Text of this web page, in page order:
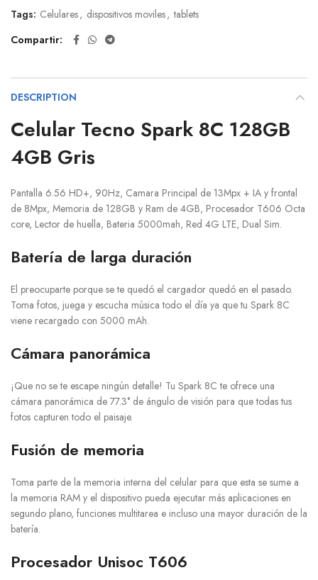
Tags: Celulares, dispositivos moviles, tablets
Compartir
DESCRIPTION
Celular Tecno Spark 8C 128GB
4GB Gris
Pantalla 6.56 HD+, 90Hz, Camara Principal de 13Mpx + IA y frontal
de 8Mpx, Memoria de 128GB y Ram de 4GB, Procesador T606 Octa
core, Lector de huella, Bateria 5000mah, Red 4G LTE, Dual Sim.
Batería de larga duración
El preocuparte porque se te quedó el cargador quedó en el pasado.
Toma fotos, juega y escucha música todo el día ya que tu Spark 8C
viene recargado con 5000 mAh.
Cámara panorámica
¡Que no se te escape ningún detalle! Tu Spark 8C te ofrece una
cámara panorámica de 77.3° de ángulo de visión para que todas tus
fotos capturen todo el paisaje.
Fusión de memoria
Toma parte de la memoria interna del celular para que esta se sume a
la memoria RAM y el dispositivo pueda ejecutar más aplicaciones en
segundo plano, funciones multitarea e incluso una mayor duración de la
batería.
Procesador Unisoc T606